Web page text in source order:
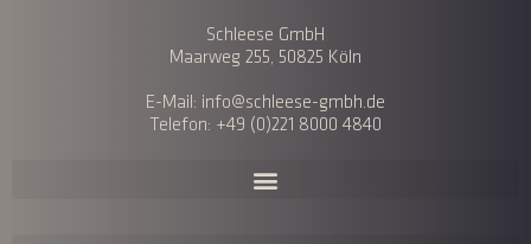
Schleese GmbH
Maarweg 255, 50825 Köln
E-Mail: info@schleese-gmbh.de
Telefon: +49 (0)221 8000 4840